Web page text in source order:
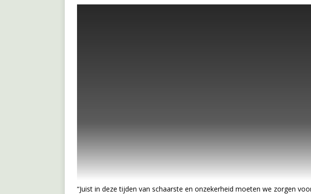
“Juist in deze tijden van schaarste en onzekerheid moeten we zorgen